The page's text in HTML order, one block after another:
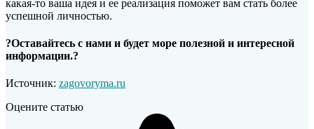
какая-то ваша идея и ее реализация поможет вам стать более
успешной личностью.
?Оставайтесь с нами и будет море полезной и интересной
информации.?
Источник: zagovoryma.ru
Оцените статью